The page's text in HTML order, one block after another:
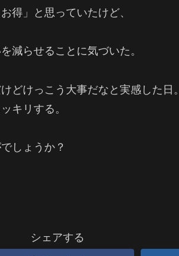
得」と思っていたけど、
減らせることに気づいた。
どけっこう大事だなと実感した日。
キリする。
しょうか？
シェアする